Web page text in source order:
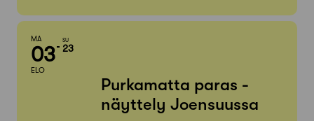
MA
03
ELO
SU
23
Purkamatta paras -
näyttely Joensuussa